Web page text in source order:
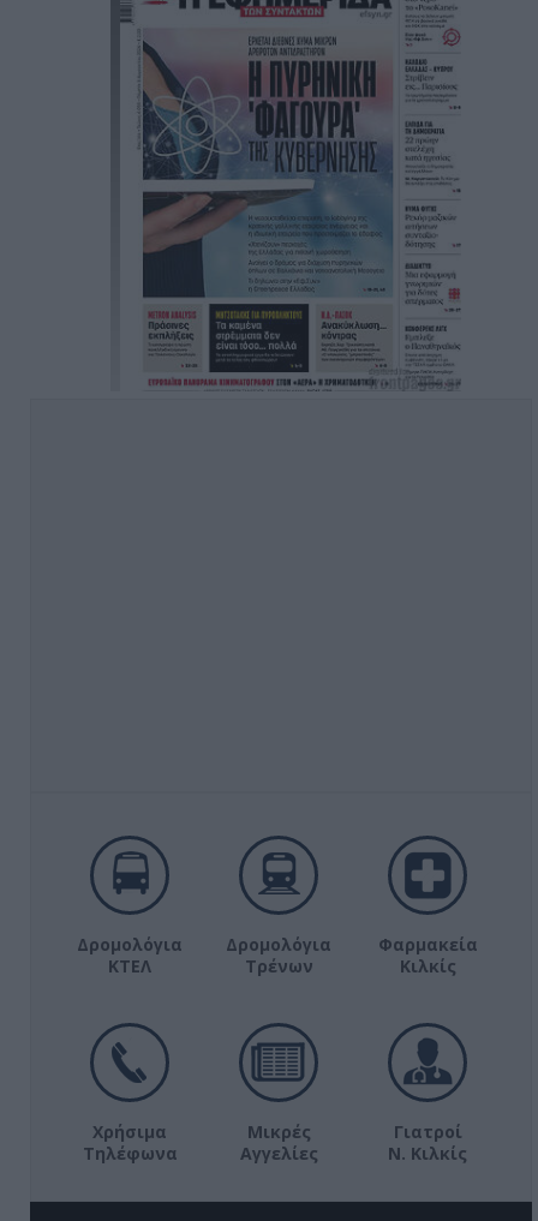
Δρομολόγια
ΚΤΕΛ
Δρομολόγια
Τρένων
Φαρμακεία
Κιλκίς
Χρήσιμα
Τηλέφωνα
Μικρές
Αγγελίες
Γιατροί
Ν. Κιλκίς